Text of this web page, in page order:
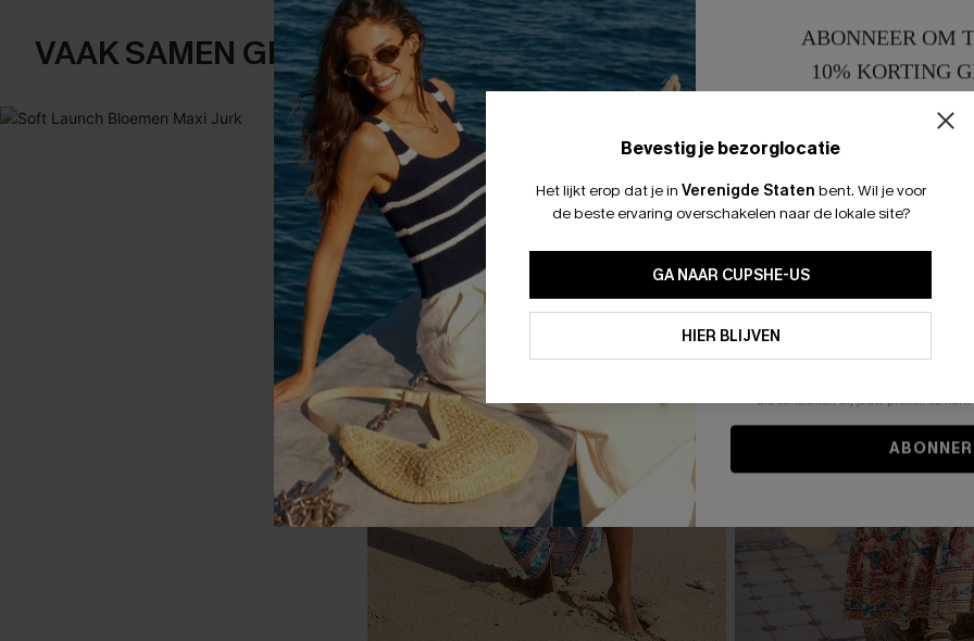
VAAK SAMEN GEKOCHT
Bevestig je bezorglocatie
Het lijkt erop dat je in Verenigde Staten bent. Wil je voor
de beste ervaring overschakelen naar de lokale site?
GA NAAR CUPSHE-US
HIER BLIJVEN
ABONNEER OM
10% KORTING
15%
Door je contactgegevens in te
Algemene
stemt er tevens mee in om
en gepersonaliseerde
winkelwagen) en e-mails van
niet vereist voor een aankoop. We
informatie gebruiken om producten
die aansluiten bij jouw profiel. Je